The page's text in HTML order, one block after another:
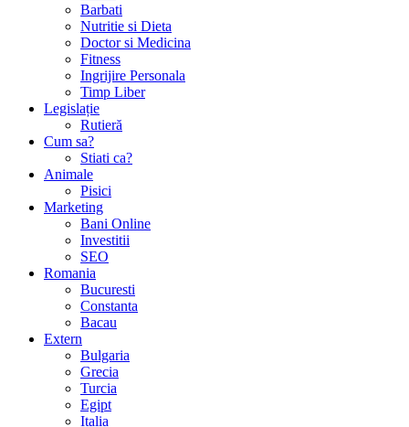
Barbati
Nutritie si Dieta
Doctor si Medicina
Fitness
Ingrijire Personala
Timp Liber
Legislație
Rutieră
Cum sa?
Stiati ca?
Animale
Pisici
Marketing
Bani Online
Investitii
SEO
Romania
Bucuresti
Constanta
Bacau
Extern
Bulgaria
Grecia
Turcia
Egipt
Italia